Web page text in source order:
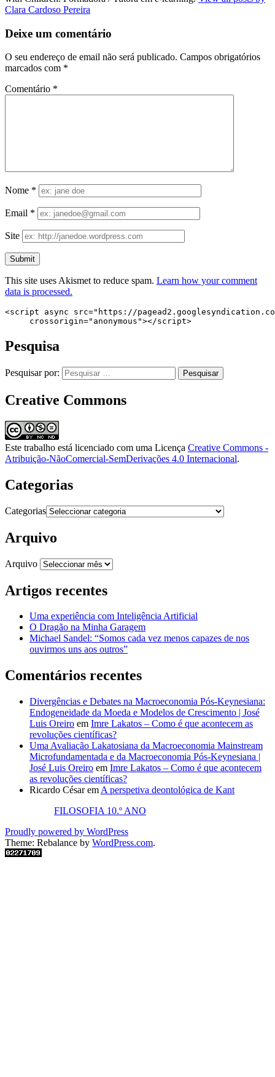
Clara Cardoso Pereira
Deixe um comentário
O seu endereço de email não será publicado. Campos obrigatórios
marcados com *
Comentário *
Nome *
Email *
Site
This site uses Akismet to reduce spam. Learn how your comment
data is processed.
<script async src="https://
     crossorigin="anonymous"></script>
Pesquisa
Pesquisar por:
Creative Commons
Este trabalho está licenciado com uma Licença Creative Commons -
Atribuição-NãoComercial-SemDerivações 4.0 Internacional.
Categorias
Categorias
Arquivo
Arquivo
Artigos recentes
Uma experiência com Inteligência Artificial
O Dragão na Minha Garagem
Michael Sandel: “Somos cada vez menos capazes de nos
ouvirmos uns aos outros”
Comentários recentes
Divergências e Debates na Macroeconomia Pós-Keynesiana:
Endogeneidade da Moeda e Modelos de Crescimento | José
Luis Oreiro em Imre Lakatos – Como é que acontecem as
revoluções científicas?
Uma Avaliação Lakatosiana da Macroeconomia Mainstream
Microfundamentada e da Macroeconomia Pós-Keynesiana |
José Luis Oreiro em Imre Lakatos – Como é que acontecem
as revoluções científicas?
Ricardo Césarem A perspetiva deontológica de Kant
FILOSOFIA 10.º ANO
Proudly powered by WordPress
Theme: Rebalance by WordPress.com.